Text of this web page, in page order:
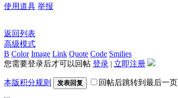
使用道具 举报
返回列表
高级模式
B Color Image Link Quote Code Smilies
您需要登录后才可以回帖 登录 | 立即注册
本版积分规则 发表回复 回帖后跳转到最后一页